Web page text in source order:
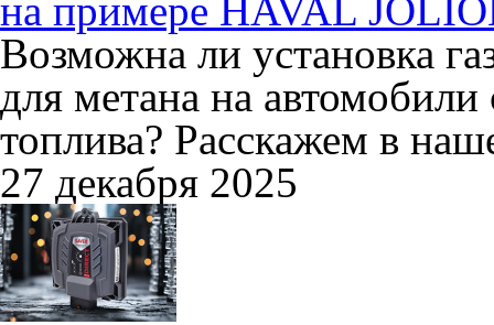
на примере HAVAL
Возможна ли установка
для метана на
топлива? Расскажем в
27 декабря 2025